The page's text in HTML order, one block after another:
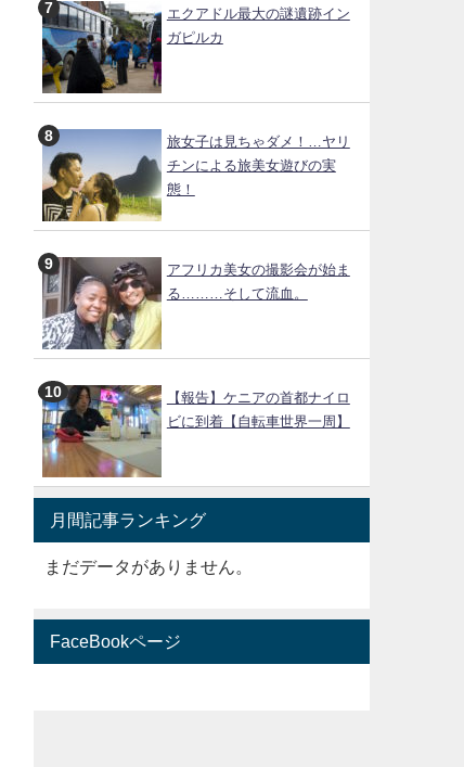
エクアドル最大の謎遺跡イン
ガピルカ
旅女子は見ちゃダメ！…ヤリ
チンによる旅美女遊びの実
態！
アフリカ美女の撮影会が始ま
る………そして流血。
【報告】ケニアの首都ナイロ
ビに到着【自転車世界一周】
月間記事ランキング
まだデータがありません。
FaceBookページ